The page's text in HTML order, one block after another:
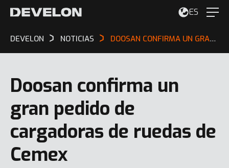
ES
DEVELON NOTICIAS DOOSAN CONFIRMA UN GRAN PEDIDO DE CARGADORAS DE RUEDAS DE CEMEX
Doosan confirma un
gran pedido de
cargadoras de ruedas de
Cemex